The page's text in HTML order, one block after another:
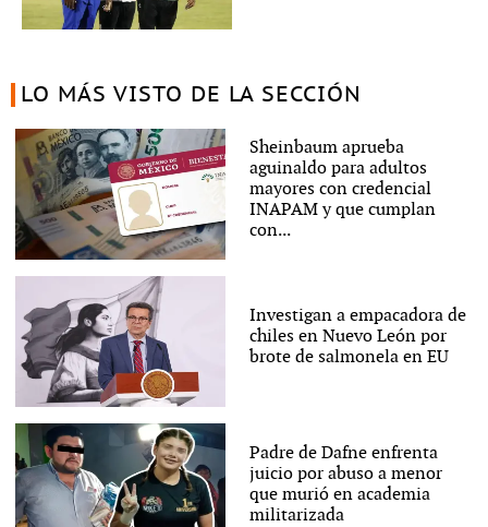
LO MÁS VISTO DE LA SECCIÓN
Sheinbaum aprueba
aguinaldo para adultos
mayores con credencial
INAPAM y que cumplan
con...
Investigan a empacadora de
chiles en Nuevo León por
brote de salmonela en EU
Padre de Dafne enfrenta
juicio por abuso a menor
que murió en academia
militarizada